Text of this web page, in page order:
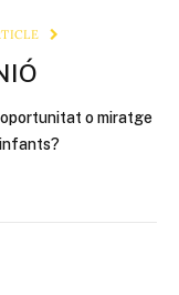
oportunitat o miratge